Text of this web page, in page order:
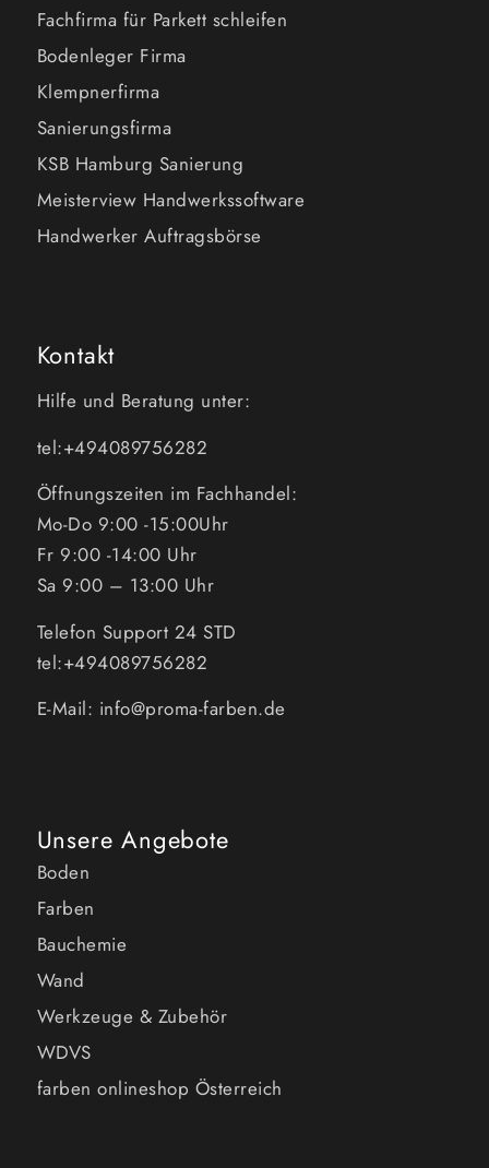
Fachfirma für Parkett schleifen
Bodenleger Firma
Klempnerfirma
Sanierungsfirma
KSB Hamburg Sanierung
Meisterview Handwerkssoftware
Handwerker Auftragsbörse
Kontakt
Hilfe und Beratung unter:
tel:+494089756282
Öffnungszeiten im Fachhandel:
Mo-Do 9:00 -15:00Uhr
Fr 9:00 -14:00 Uhr
Sa 9:00 – 13:00 Uhr
Telefon Support 24 STD
tel:+494089756282
E-Mail: info@proma-farben.de
Unsere Angebote
Boden
Farben
Bauchemie
Wand
Werkzeuge & Zubehör
WDVS
farben onlineshop Österreich